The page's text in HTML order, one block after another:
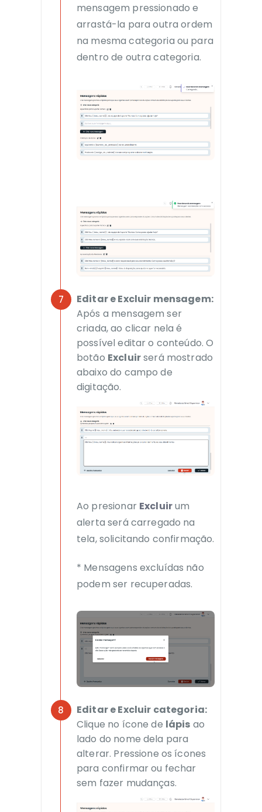
mensagem pressionado e
arrastá-la para outra ordem
na mesma categoria ou para
dentro de outra categoria.
Editar e Excluir mensagem:
Após a mensagem ser
criada, ao clicar nela é
possível editar o conteúdo. O
botão Excluirserá mostrado
abaixo do campo de
digitação.
Ao presionar Excluirum
alerta será carregado na
tela, solicitando confirmação.
* Mensagens excluídas não
podem ser recuperadas.
Editar e Excluir categoria:
Clique no ícone de lápis ao
lado do nome dela para
alterar. Pressione os ícones
para confirmar ou fechar
sem fazer mudanças.